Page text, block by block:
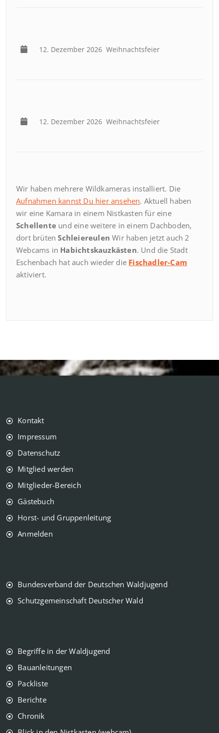
12. Dezember 2026 Weihnachtsfeier
12. Dezember 2026 Weihnachtsfeier
Wir haben mehrere Wildkameras installiert. Die
Aufnahmen kannst Du hier ansehen. Aktuell haben
wir eine Kamara in einem Nistkasten für eine
Schellente und eine weitere in einem Dachboden,
dort brütenSchleiereulen Wir haben jetzt auch 2
Webcams in Habichtskauzkästen. Und die Stadt
Eschenbach hat auch wieder die Fischadler-Cam
aktiviert.
Kontakt
Impressum
Datenschutz
Mitglied werden
Mitglieder-Bereich
Gästebuch
Horst- und Gruppenleitung
Anmelden
Bundesverband der Deutschen Waldjugend
Schutzgemeinschaft Deutscher Wald
Begriffe in der Waldjugend
Bauanleitungen
Packliste
Berichte
Chronik